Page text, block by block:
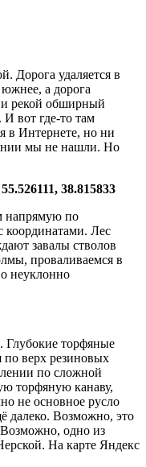
Дорога удаляется в
южнее, а дорога
рекой обширный
И вот где-то там
в Интернете, но ни
мы не нашли. Но
38.815833
напрямую по
координатами. Лес
завалы стволов
проваливаемся в
неуклонно
Глубокие торфяные
верх резиновых
по сложной
торфяную канаву,
не основное русло
далеко. Возможно, это
Возможно, одно из
На карте Яндекс